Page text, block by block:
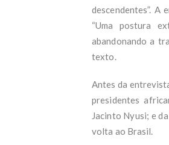
descendentes”.
“Uma postura
abandonando a
texto.
Antes da
presidentes
Jacinto Nyusi; e
volta ao Brasil.